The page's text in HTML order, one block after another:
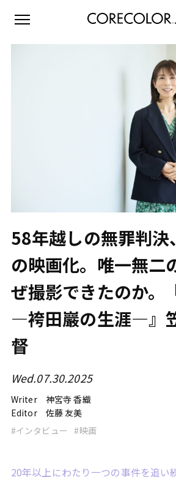
58年越しの無罪判決
の映画化。唯一無二
ぜ撮影できたのか。
—袴田巖の生涯—』
督
Wed.07.30.2025
Writer 神宮寺 香織
Editor 佐藤 友美
インタビュー
映画
20年以上にわたり一つの事件を追い